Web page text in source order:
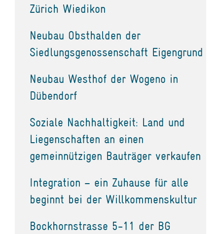
Zürich Wiedikon
Neubau Obsthalden der
Siedlungsgenossenschaft Eigengrund
Neubau Westhof der Wogeno in
Dübendorf
Soziale Nachhaltigkeit: Land und
Liegenschaften an einen
gemeinnützigen Bauträger verkaufen
Integration – ein Zuhause für alle
beginnt bei der Willkommenskultur
Bockhornstrasse 5-11 der BG